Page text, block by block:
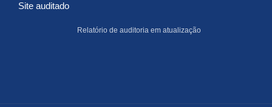
Site auditado
Relatório de auditoria em atualização